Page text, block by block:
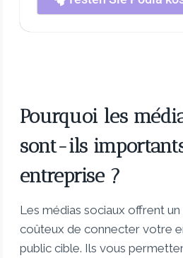
Pourquoi les
sont-ils
entreprise ?
Les médias sociaux offrent
coûteux de connecter votre
public cible. Ils vous